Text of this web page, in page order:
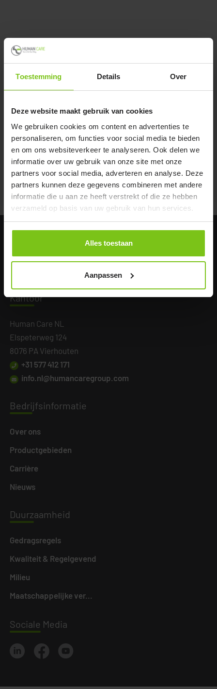
Toestemming Details Over
Deze website maakt gebruik van cookies
We gebruiken cookies om content en advertenties te
personaliseren, om functies voor social media te bieden
en om ons websiteverkeer te analyseren. Ook delen we
informatie over uw gebruik van onze site met onze
partners voor social media, adverteren en analyse. Deze
partners kunnen deze gegevens combineren met andere
informatie die u aan ze heeft verstrekt of die ze hebben
verzameld op basis van uw gebruik van hun services.
Alles toestaan
Aanpassen
Product Name Article number
Tray, Fellow 08806
Documenten
Sociale Media
Kantoor
Human Care NL
Elspeterweg 124
8076 PA Vierhouten
+31 577 412 171
info.nl@humancaregroup.com
Bedrijfsinformatie
Over ons
Productgebieden
Carrière
Nieuws
Duurzaamheid
Gedragsregels
Kwaliteit & Regelgevend
Milieu
Maatschappelijke ver...